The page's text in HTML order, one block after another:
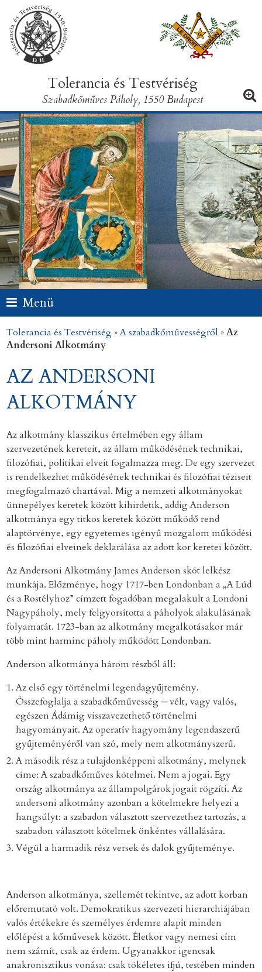
Tolerancia és Testvériség
Szabadkőműves Páholy, 1550 Budapest
Menü
Tolerancia és Testvériség »A szabadkőművességről »Az
Andersoni Alkotmány
AZ ANDERSONI
ALKOTMÁNY
Az alkotmány klasszikus értelmében egy állam
szervezetének kereteit, az állam működésének technikai,
filozófiai, politikai elveit fogalmazza meg. De egy szervezet
is rendelkezhet működésének technikai és filozófiai téziseit
megfogalmazó chartával. Míg a nemzeti alkotmányokat
ünnepélyes keretek között kihirdetik, addig Anderson
alkotmánya egy titkos keretek között működő rend
alaptörvénye, egy egyetemes igényű mozgalom működési
és filozófiai elveinek deklarálása az adott kor keretei között.
Az Andersoni Alkotmány James Anderson skót lelkész
munkája. Előzménye, hogy 1717-ben Londonban a „A Lúd
és a Rostélyhoz” címzett fogadóban megalakult a Londoni
Nagypáholy, mely felgyorsította a páholyok alakulásának
folyamatát. 1723-ban az alkotmány megalkotásakor már
több mint harminc páholy működött Londonban.
Anderson alkotmánya három részből áll:
Az első egy történelmi legendagyűjtemény.
Összefoglalja a szabadkőművesség ─ vélt, vagy valós,
egészen Ádámig visszavezethető történelmi
hagyományait. Az operatív hagyomány legendaszerű
gyűjteményéről van szó, mely nem alkotmányszerű.
A második rész a tulajdonképpeni alkotmány, melynek
címe: A szabadkőműves kötelmei. Nem a jogai. Egy
ország alkotmánya az állampolgárok jogait rögzíti. Az
andersoni alkotmány azonban a kötelmekre helyezi a
hangsúlyt: a szabadon választott szervezethez tartozás, a
szabadon választott kötelmek önkéntes vállalására.
Végül a harmadik rész versek és dalok gyűjteménye.
Anderson alkotmánya, szellemét tekintve, az adott korban
előremutató volt. Demokratikus szervezeti hierarchiájában
valós értékekre és személyes érdemre alapít minden
előlépést a kőművesek között. Életkor vagy nemesi cím
nem számít, csak az érdem. Ugyanakkor igencsak
anakronisztikus vonása: csak tökéletes ifjú, testében minden